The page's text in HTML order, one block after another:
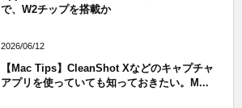
で、W2チップを搭載か
2026/06/12
【Mac Tips】CleanShot Xなどのキャプチャ
アプリを使っていても知っておきたい。M...